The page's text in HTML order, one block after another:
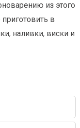
из этого
в
наливки, виски и